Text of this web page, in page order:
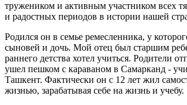
тружеником и активным участником всех
и радостных периодов в истории нашей
Родился он в семье ремесленника, у
сыновей и дочь. Мой отец был старшим
раннего детства хотел учиться. Родители
ушел пешком с караваном в Самарканд -
Ташкент. Фактически он с 12 лет жил
жизнью, зарабатывая себе на жизнь и учебу.